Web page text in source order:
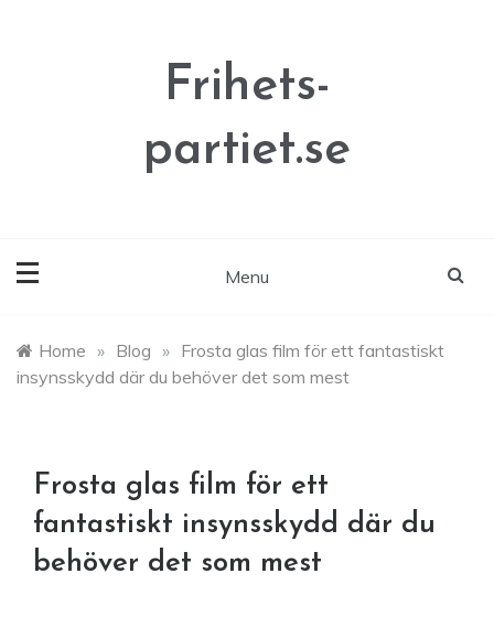
Frihets-
partiet.se
Menu
Home » Blog » Frosta glas film för ett fantastiskt
insynsskydd där du behöver det som mest
Frosta glas film för ett
fantastiskt insynsskydd där du
behöver det som mest